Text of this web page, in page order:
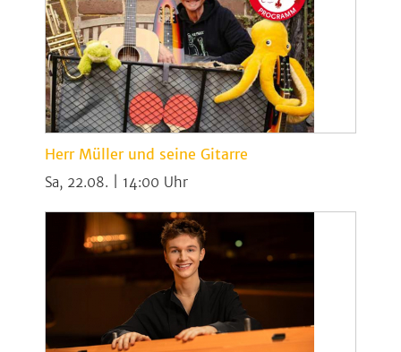
Herr Müller und seine Gitarre
Sa, 22.08. | 14:00